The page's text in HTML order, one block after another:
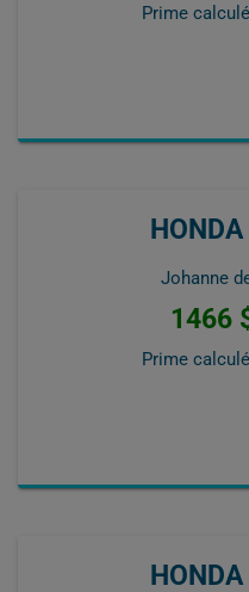
Prime
Johanne
1466
Prime